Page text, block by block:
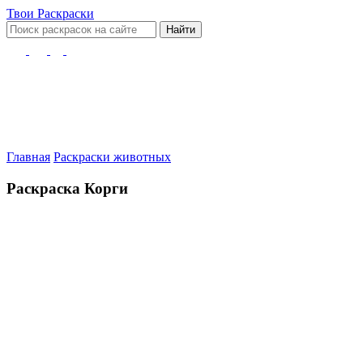
Твои Раскраски
Найти
Главная Раскраски животных
Раскраска Корги